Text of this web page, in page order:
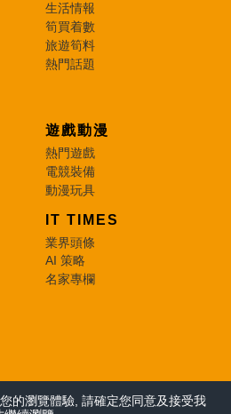
的瀏覽體驗, 請確定您同意及接受我
生活情報
筍買着數
旅遊筍料
熱門話題
遊戲動漫
熱門遊戲
電競裝備
動漫玩具
IT TIMES
業界頭條
AI 策略
名家專欄
Reserved.